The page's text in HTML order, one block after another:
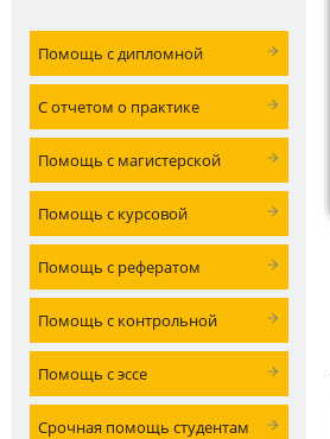
Помощь с дипломной
С отчетом о практике
Помощь с магистерской
Помощь с курсовой
Помощь с рефератом
Помощь с контрольной
Помощь с эссе
Срочная помощь студентам